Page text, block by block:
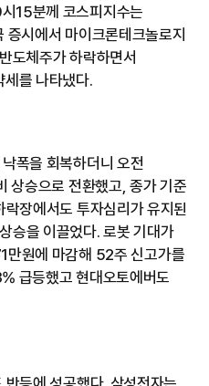
15분께 코스피지수는
시에서 마이크론테크놀로지
체주가 하락하면서
를 나타냈다.
폭을 회복하더니 오전
상승으로 전환했고, 종가 기준
장에서도 투자심리가 유지된
승을 이끌었다. 로봇 기대가
원에 마감해 52주 신고가를
급등했고 현대오토에버도